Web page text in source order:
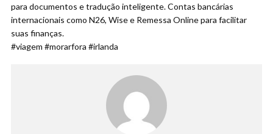
para documentos e tradução inteligente. Contas bancárias
internacionais como N26, Wise e Remessa Online para facilitar
suas finanças.
#viagem #morarfora #irlanda